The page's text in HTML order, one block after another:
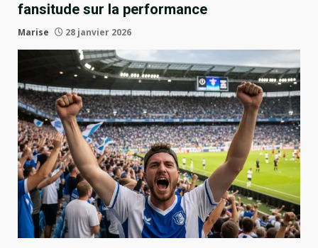
fansitude sur la performance
Marise 28 janvier 2026